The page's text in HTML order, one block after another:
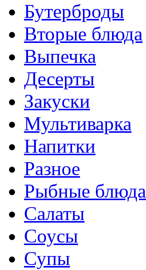
Бутерброды
Вторые блюда
Выпечка
Десерты
Закуски
Мультиварка
Напитки
Разное
Рыбные блюда
Салаты
Соусы
Супы